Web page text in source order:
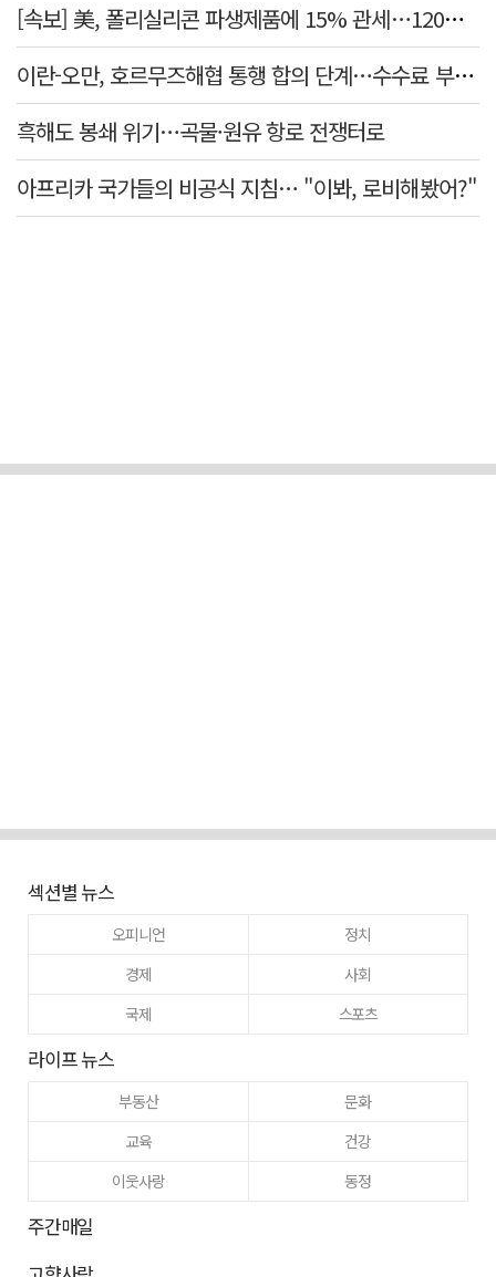
[속보] 美, 폴리실리콘 파생제품에 15% 관세…120일 뒤 발효
이란-오만, 호르무즈해협 통행 합의 단계…수수료 부과되나
흑해도 봉쇄 위기…곡물·원유 항로 전쟁터로
아프리카 국가들의 비공식 지침… "이봐, 로비해봤어?"
섹션별 뉴스
오피니언
정치
경제
사회
국제
스포츠
라이프 뉴스
부동산
문화
교육
건강
이웃사랑
동정
주간매일